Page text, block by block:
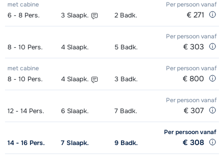
- Gevorderd
€ 156,00
Ski Kind (6x 2h00) 09.00 - 11.00 uur
- Beginner
€ 175,00
Ski Kind (6x 2h00) 09.00 - 11.00 uur
€ 175,00
Ski Kind (6x 2h00) 09.00 - 11.00 uur
Ski Kind (6x 2h00) 11.15 - 13.15 uur -
€ 156,00
met cabine Per persoonvanaf
6 - 8 Pers. 3 Slaapk. 2 Badk. € 271
Per persoonvanaf
8 - 10 Pers. 4 Slaapk. 5 Badk. € 303
met cabine Per persoonvanaf
8 - 10 Pers. 4 Slaapk. 3 Badk. € 800
Per persoonvanaf
12 - 14 Pers. 6 Slaapk. 7 Badk. € 307
Per persoonvanaf
14 - 16 Pers. 7 Slaapk. 9 Badk. € 308